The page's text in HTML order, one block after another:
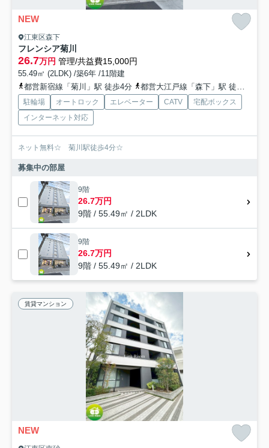
NEW
江東区森下
フレンシア菊川
26.7万円 管理/共益費15,000円
55.49㎡ (2LDK) /築6年 /11階建
都営新宿線「菊川」駅 徒歩4分
都営大江戸線「森下」駅 徒歩9分
駐輪場 オートロック エレベーター CATV
宅配ボックス
インターネット対応
ネット無料☆ 菊川駅徒歩4分☆
募集中の部屋
9階
26.7万円
9階 / 55.49㎡ / 2LDK
9階
26.7万円
9階 / 55.49㎡ / 2LDK
賃貸マンション
NEW